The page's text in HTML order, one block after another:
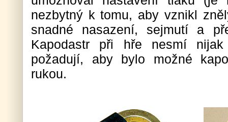
nezbytný k tomu, aby vznikl
snadné nasazení, sejmutí a
Kapodastr při hře nesmí
požadují, aby bylo možné
rukou.